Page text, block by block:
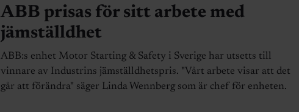
ABB prisas för sitt arbete med
jämställdhet
ABB:s enhet Motor Starting & Safety i Sverige har utsetts till
vinnare av Industrins jämställdhetspris. "Vårt arbete visar att det
går att förändra" säger Linda Wennberg som är chef för enheten.